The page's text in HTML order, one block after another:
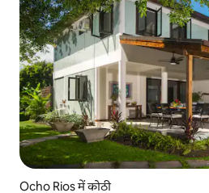
Ocho Rios में कोठी